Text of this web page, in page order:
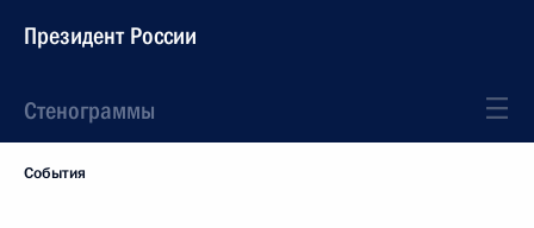
Президент России
Стенограммы
События